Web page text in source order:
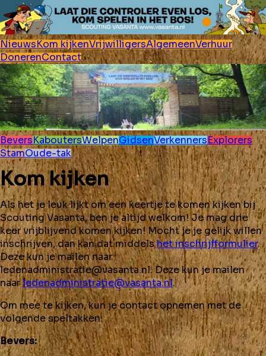
NieuwsKom kijkenVrijwilligersAlgemeenVerhuur
DonerenContact
BeversKaboutersWelpenGidsenVerkennersExplorers
StamOude-tak
Kom kijken
Als het je leuk lijkt om een keertje te komen kijken bij
Scouting Vasanta, ben je altijd welkom! Je mag drie
keer vrijblijvend komen kijken! Mocht je je gelijk willen
inschrijven, dan kan dat middelshet inschrijfformulier.
Deze kun je mailen naar
ledenadministratie@vasanta.nl.Deze kun je mailen
naarledenadministratie@vasanta.nl.
Om mee te kijken, kun je contact opnemen met de
volgende speltakken:
Bevers: